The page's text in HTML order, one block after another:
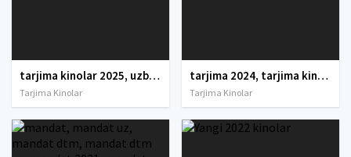
tarjima kinolar 2025, uzbek tarjima kinolar 2025, tarjima kinolar uzbek tilida 2025, tarjima kinolar o zbek 2025, tarjima kinolar o zbek tilida 2025, yangi tarjima kinolar 2025, uzmovi tarjima kinolar 2025, uzmovi com tarjima kinolar 2025, uzbekcha t
Tarjima Kinolar
tarjima 2024, tarjima kinolar 2024, uzbek tarjima 2024, tarjima kinolar tilida tilida 2024, uzbek tilida tarjima 2024, kino tarjima 2024, uzbek tarjima kinolar 2024, tarjima kinolar 2024 uzbek tilida, tarjima kinolar 2024 o zbek, tarjima kinolar 2024
Tarjima Kinolar